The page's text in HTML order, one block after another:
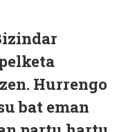
Hurrengo
bat eman